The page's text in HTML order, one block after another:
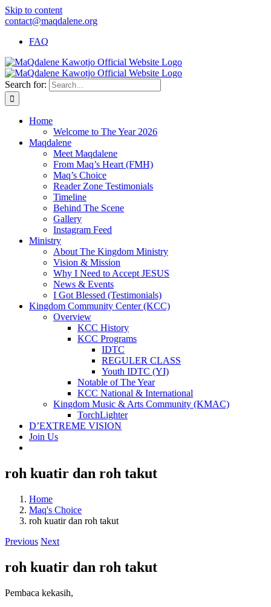
Skip to content
contact@maqdalene.org
FAQ
Search for:
Home
Welcome to The Year 2026
Maqdalene
Meet Maqdalene
From Maq’s Heart (FMH)
Maq’s Choice
Reader Zone Testimonials
Timeline
Behind The Scene
Gallery
Instagram Feed
Ministry
About The Kingdom Ministry
Vision & Mission
Why I Need to Accept JESUS
News & Events
I Got Blessed (Testimonials)
Kingdom Community Center (KCC)
Overview
KCC History
KCC Programs
IDTC
REGULER CLASS
Youth IDTC (YI)
Notable of The Year
KCC National & International
Kingdom Music & Arts Community (KMAC)
TorchLighter
D’EXTREME VISION
Join Us
roh kuatir dan roh takut
Home
Maq's Choice
roh kuatir dan roh takut
Previous Next
roh kuatir dan roh takut
Pembaca kekasih,